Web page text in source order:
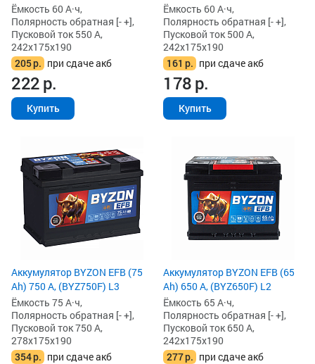
Ёмкость 60 А·ч,
Полярность обратная [- +],
Пусковой ток 550 А,
242x175x190
205р. при сдаче акб
222р.
Купить
Ёмкость 60 А·ч,
Полярность обратная [- +],
Пусковой ток 500 А,
242x175x190
161 р. при сдаче акб
178р.
Купить
Аккумулятор BYZON EFB (75
Ah) 750 А, (BYZ750F) L3
Ёмкость 75 А·ч,
Полярность обратная [- +],
Пусковой ток 750 А,
278x175x190
354р. при сдаче акб
Аккумулятор BYZON EFB (65
Ah) 650 А, (BYZ650F) L2
Ёмкость 65 А·ч,
Полярность обратная [- +],
Пусковой ток 650 А,
242x175x190
277р. при сдаче акб